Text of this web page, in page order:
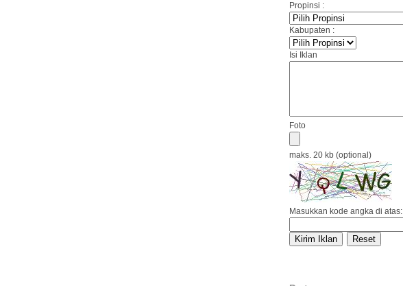
Propinsi :
Kabupaten :
Isi Iklan
Foto
maks. 20 kb (optional)
Masukkan kode angka di atas: